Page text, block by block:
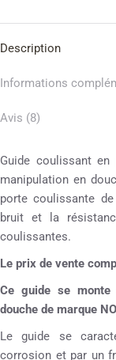
Description
Informations
Avis (8)
Guide coulissant en
manipulation en
porte coulissante
bruit et la
coulissantes.
Le prix de vente
Ce guide se
douche de marque
Le guide se
corrosion et par un